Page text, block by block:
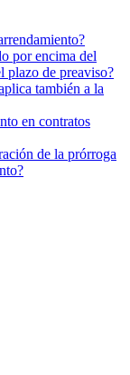
por encima del
plazo de preaviso?
también a la
en contratos
de la prórroga